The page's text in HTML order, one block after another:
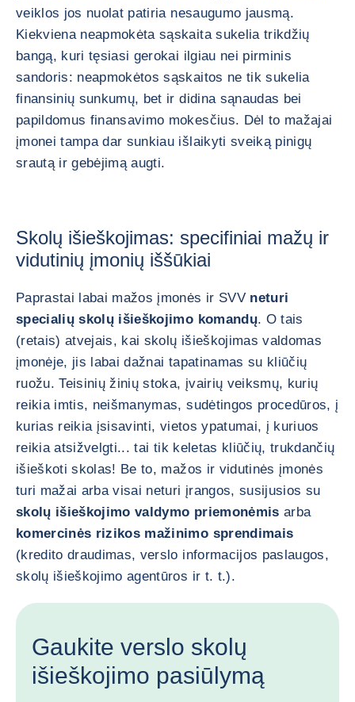
veiklos jos nuolat patiria nesaugumo jausmą.
Kiekviena neapmokėta sąskaita sukelia trikdžių
bangą, kuri tęsiasi gerokai ilgiau nei pirminis
sandoris: neapmokėtos sąskaitos ne tik sukelia
finansinių sunkumų, bet ir didina sąnaudas bei
papildomus finansavimo mokesčius. Dėl to mažajai
įmonei tampa dar sunkiau išlaikyti sveiką pinigų
srautą ir gebėjimą augti.
Skolų išieškojimas: specifiniai mažų ir
vidutinių įmonių iššūkiai
Paprastai labai mažos įmonės ir SVV neturi
specialių skolų išieškojimo komandų. O tais
(retais) atvejais, kai skolų išieškojimas valdomas
įmonėje, jis labai dažnai tapatinamas su kliūčių
ruožu. Teisinių žinių stoka, įvairių veiksmų, kurių
reikia imtis, neišmanymas, sudėtingos procedūros, į
kurias reikia įsisavinti, vietos ypatumai, į kuriuos
reikia atsižvelgti... tai tik keletas kliūčių, trukdančių
išieškoti skolas! Be to, mažos ir vidutinės įmonės
turi mažai arba visai neturi įrangos, susijusios su
skolų išieškojimo valdymo priemonėmis arba
komercinės rizikos mažinimo sprendimais
(kredito draudimas, verslo informacijos paslaugos,
skolų išieškojimo agentūros ir t. t.).
Gaukite verslo skolų
išieškojimo pasiūlymą